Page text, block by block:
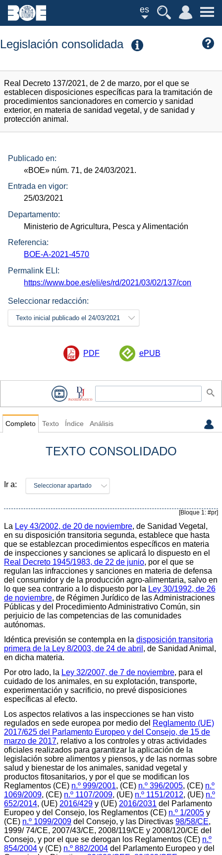
es
Legislación consolidada
Real Decreto 137/2021, de 2 de marzo, por el que se
establecen disposiciones específicas para la tramitación de
procedimientos sancionadores en comercio y sanidad
exterior, en materia de sanidad vegetal, y de sanidad y
protección animal.
Publicado en:
«BOE» núm. 71, de 24/03/2021.
Entrada en vigor:
25/03/2021
Departamento:
Ministerio de Agricultura, Pesca y Alimentación
Referencia:
BOE-A-2021-4570
Permalink ELI:
https://www.boe.es/eli/es/rd/2021/03/02/137/con
Seleccionar redacción:
Texto inicial publicado el 24/03/2021
PDF ePUB
Completo Texto Índice Análisis
TEXTO CONSOLIDADO
Ir a: Seleccionar apartado
[Bloque 1: #pr]
La Ley 43/2002, de 20 de noviembre, de Sanidad Vegetal,
en su disposición transitoria segunda, establece que hasta
que se establezcan procedimientos específicos en materia
de inspecciones y sanciones se aplicará lo dispuesto en el
Real Decreto 1945/1983, de 22 de junio, por el que se
regulan las infracciones y sanciones en materia de defensa
del consumidor y de la producción agro-alimentaria, salvo en
lo que sea contrario a lo dispuesto por la Ley 30/1992, de 26
de noviembre, de Régimen Jurídico de las Administraciones
Públicas y del Procedimiento Administrativo Común, sin
perjuicio de las competencias de las comunidades
autónomas.
Idéntica previsión se contempla en la disposición transitoria
primera de la Ley 8/2003, de 24 de abril , de Sanidad Animal,
en dicha materia.
Por otro lado, la Ley 32/2007, de 7 de noviembre, para el
cuidado de los animales, en su explotación, transporte,
experimentación y sacrificio, no prevé disposiciones
específicas al efecto.
Los aspectos relativos a las inspecciones se han visto
regulados en sede europea por medio del Reglamento (UE)
2017/625 del Parlamento Europeo y del Consejo, de 15 de
marzo de 2017, relativo a los controles y otras actividades
oficiales realizados para garantizar la aplicación de la
legislación sobre alimentos y piensos, y de las normas sobre
salud y bienestar de los animales, sanidad vegetal y
productos fitosanitarios, y por el que se modifican los
Reglamentos (CE) n.º 999/2001, (CE) n.º 396/2005, (CE) n.º
1069/2009, (CE) n.º 1107/2009, (UE) n.º 1151/2012, (UE) n.º
652/2014, (UE) 2016/429 y (UE) 2016/2031 del Parlamento
Europeo y del Consejo, los Reglamentos (CE) n.º 1/2005 y
(CE) n.º 1099/2009 del Consejo, y las Directivas 98/58/CE,
1999/ 74/CE, 2007/43/CE, 2008/119/CE y 2008/120/CE del
Consejo, y por el que se derogan los Reglamentos (CE) n.º
854/2004 y (CE) n.º 882/2004 del Parlamento Europeo y del